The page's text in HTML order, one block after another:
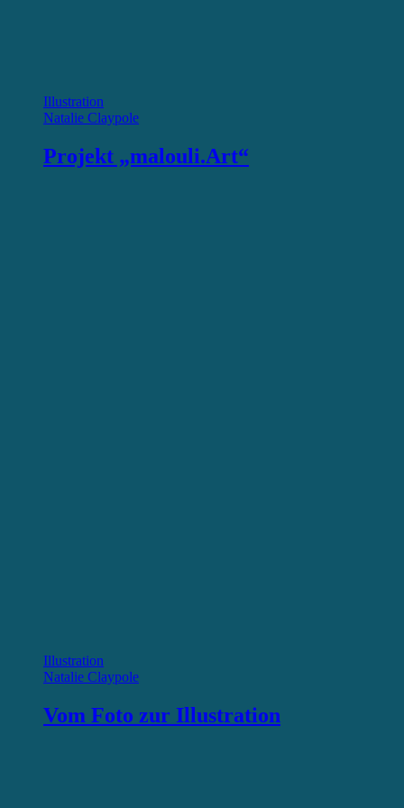
Illustration
Natalie Claypole
Projekt „malouli.Art“
Illustration
Natalie Claypole
Vom Foto zur Illustration